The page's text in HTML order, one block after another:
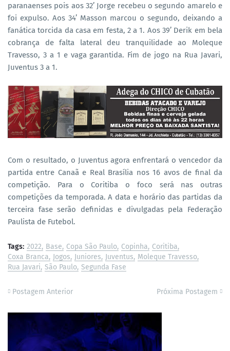
paranaenses pois aos 32’ Jorge recebeu o segundo amarelo e
foi expulso. Aos 34’ Masson marcou o segundo, deixando a
fanática torcida da casa em festa, 2 a 1. Aos 39’ Derik em bela
cobrança de falta lateral deu tranquilidade ao Moleque
Travesso, 3 a 1 e vaga garantida. Fim de jogo na Rua Javari,
Juventus 3 a 1.
Com o resultado, o Juventus agora enfrentará o vencedor da
partida entre Canaã e Real Brasília nos 16 avos de final da
competição. Para o Coritiba o foco será nas outras
competições da temporada. A data e horário das partidas da
terceira fase serão definidas e divulgadas pela Federação
Paulista de Futebol.
Tags: 2022 Base Copa São Paulo Copinha Coritiba
Coxa Branca Jogos Juniores Juventus Moleque Travesso
Rua Javari São Paulo Segunda Fase
Postagem Anterior Próxima Postagem